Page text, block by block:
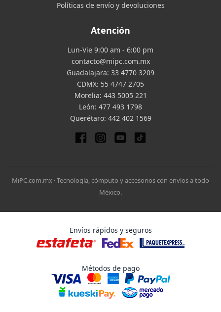
Políticas de envío y devoluciones
Atención
Lun-Vie 9:00 am - 6:00 pm
contacto@mipc.com.mx
Guadalajara: 33 4770 3209
CDMX: 55 4747 2705
Morelia: 443 5005 221
León: 477 493 1798
Querétaro: 442 402 1569
MiPC.com.mx · Tecnología, cómputo y accesorios con envíos a todo
México.
Envíos rápidos y seguros
Métodos de pago